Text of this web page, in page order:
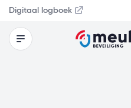
Digitaal logboek